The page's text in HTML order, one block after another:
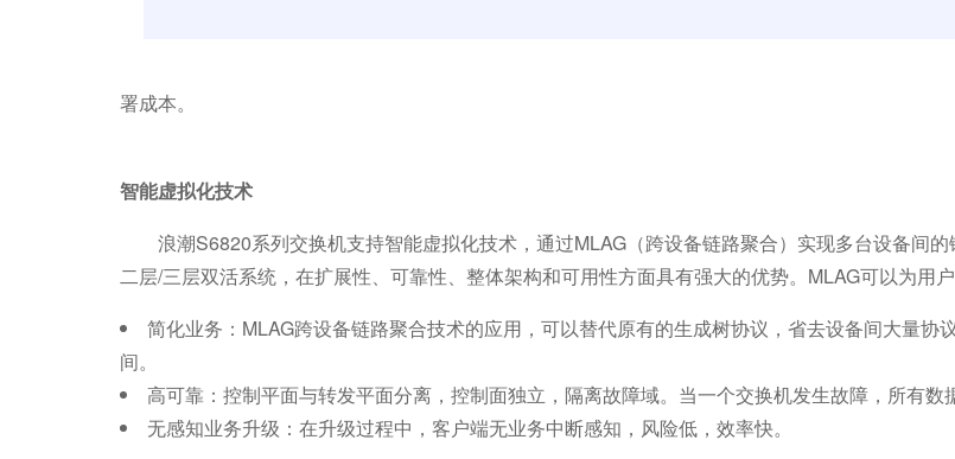
署成本。
智能虚拟化技术
浪潮S6820系列交换机支持智能虚拟化技术，通过MLAG（跨设备链路聚合）实现多台设备间
二层/三层双活系统，在扩展性、可靠性、整体架构和可用性方面具有强大的优势。MLAG可以为用
简化业务：MLAG跨设备链路聚合技术的应用，可以替代原有的生成树协议，省去设备间大量
间。
高可靠：控制平面与转发平面分离，控制面独立，隔离故障域。当一个交换机发生故障，所有数
无感知业务升级：在升级过程中，客户端无业务中断感知，风险低，效率快。